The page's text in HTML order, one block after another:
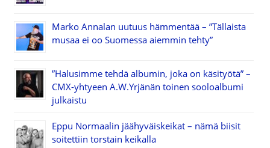
Marko Annalan uutuus hämmentää – ”Tällaista
musaa ei oo Suomessa aiemmin tehty”
”Halusimme tehdä albumin, joka on käsityötä” –
CMX-yhtyeen A.W.Yrjänän toinen sooloalbumi
julkaistu
Eppu Normaalin jäähyväiskeikat – nämä biisit
soitettiin torstain keikalla